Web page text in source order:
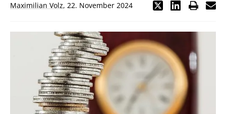
Maximilian Volz, 22. November 2024